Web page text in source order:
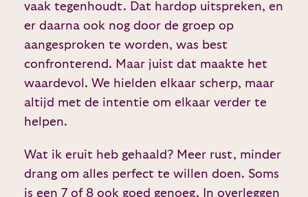
vaak tegenhoudt. Dat hardop uitspreken, en
er daarna ook nog door de groep op
aangesproken te worden, was best
confronterend. Maar juist dat maakte het
waardevol. We hielden elkaar scherp, maar
altijd met de intentie om elkaar verder te
helpen.
Wat ik eruit heb gehaald? Meer rust, minder
drang om alles perfect te willen doen. Soms
is een 7 of 8 ook goed genoeg. In overleggen